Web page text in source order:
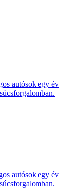
autósok egy év
autósok egy év